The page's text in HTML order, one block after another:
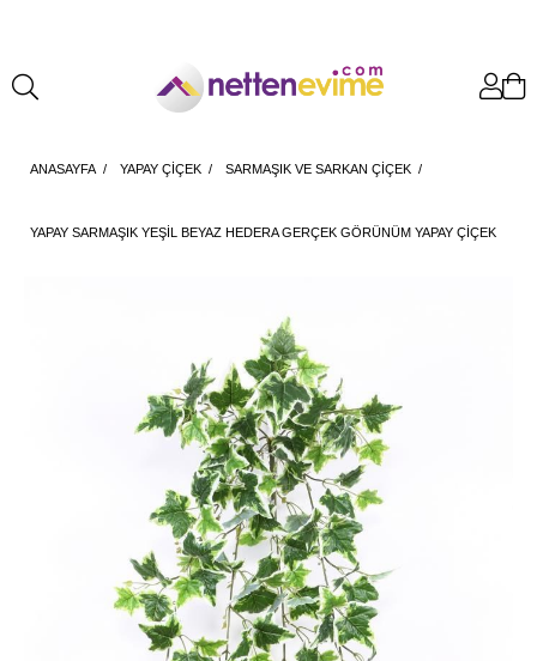
ANASAYFA YAPAY ÇİÇEK SARMAŞIK VE SARKAN ÇİÇEK
YAPAY SARMAŞIK YEŞIL BEYAZ HEDERA GERÇEK GÖRÜNÜM YAPAY ÇIÇEK